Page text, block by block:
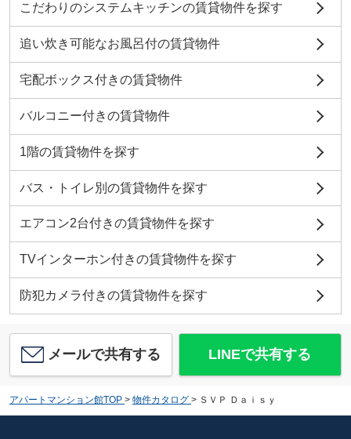
こだわりのシステムキッチンの賃貸物件を探す
追い炊き可能なお風呂付の賃貸物件
宅配ボックス付きの賃貸物件
バルコニー付きの賃貸物件
1階の賃貸物件を探す
バス・トイレ別の賃貸物件を探す
エアコン2台付きの賃貸物件を探す
TVインターホン付きの賃貸物件を探す
防犯カメラ付きの賃貸物件を探す
メールで共有する LINEで共有する
アパートマンション館TOP > 物件カタログ > ＳＶＰ Ｄａｉｓｙ